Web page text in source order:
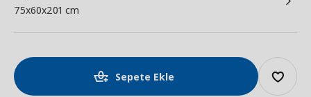
75x60x201 cm
Sepete Ekle